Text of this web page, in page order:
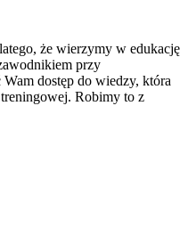
że wierzymy w edukację
przy
dostęp do wiedzy, która
Robimy to z